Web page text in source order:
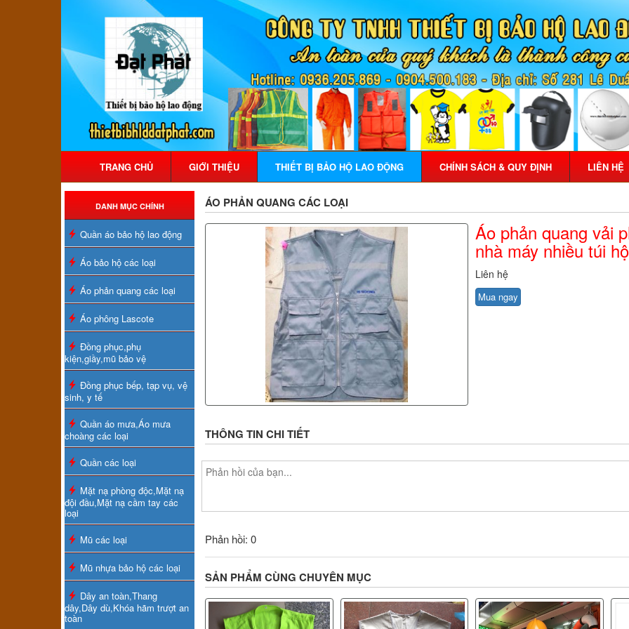
TRANG CHỦ GIỚI THIỆU THIẾT BỊ BẢO HỘ LAO ĐỘNG CHÍNH SÁCH & QUY ĐỊNH LIÊN HỆ
DANH MỤC CHÍNH
Quần áo bảo hộ lao động
Áo bảo hộ các loại
Áo phản quang các loại
Áo phông Lascote
Đồng phục,phụ
kiện,giầy,mũ bảo vệ
Đồng phục bếp, tạp vụ, vệ
sinh, y tế
Quần áo mưa,Áo mưa
choàng các loại
Quần các loại
Mặt nạ phòng độc,Mặt nạ
đội đầu,Mặt nạ cầm tay các
loại
Mũ các loại
Mũ nhựa bảo hộ các loại
Dây an toàn,Thang
dây,Dây dù,Khóa hãm trượt an
toàn
ÁO PHẢN QUANG CÁC LOẠI
Áo phản quang vải
nhà máy nhiều túi
Liên hệ
Mua ngay
THÔNG TIN CHI TIẾT
Phản hồi: 0
SẢN PHẨM CÙNG CHUYÊN MỤC